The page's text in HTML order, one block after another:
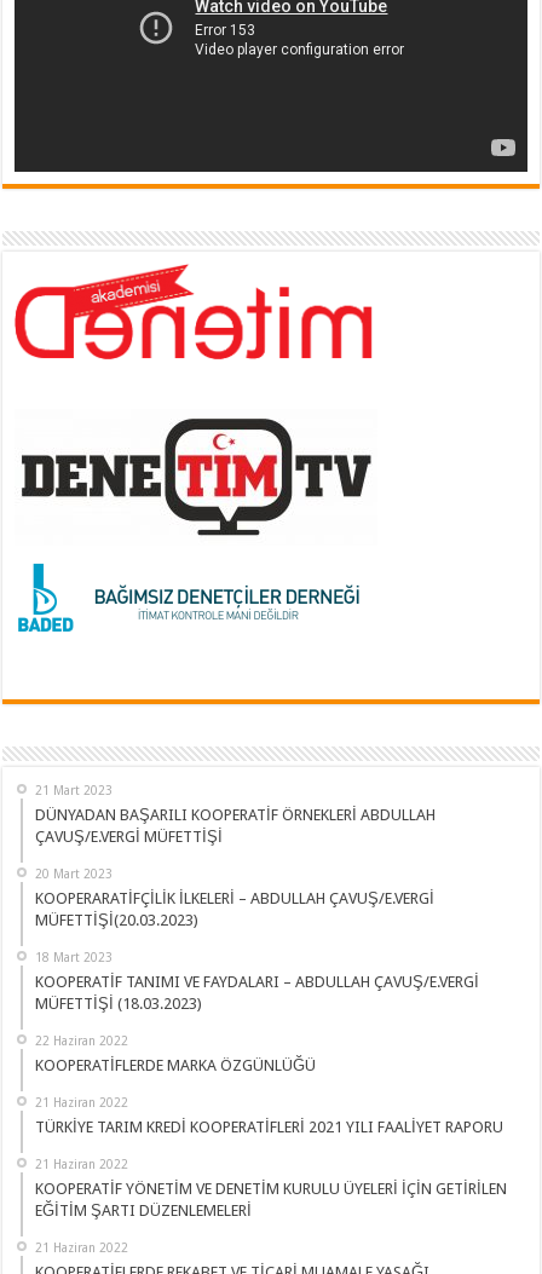
21 Mart 2023
DÜNYADAN BAŞARILI KOOPERATİF ÖRNEKLERİ ABDULLAH
ÇAVUŞ/E.VERGİ MÜFETTİŞİ
20 Mart 2023
KOOPERARATİFÇİLİK İLKELERİ – ABDULLAH ÇAVUŞ/E.VERGİ
MÜFETTİŞİ(20.03.2023)
18 Mart 2023
KOOPERATİF TANIMI VE FAYDALARI – ABDULLAH ÇAVUŞ/E.VERGİ
MÜFETTİŞİ (18.03.2023)
22 Haziran 2022
KOOPERATİFLERDE MARKA ÖZGÜNLÜĞÜ
21 Haziran 2022
TÜRKİYE TARIM KREDİ KOOPERATİFLERİ 2021 YILI FAALİYET RAPORU
21 Haziran 2022
KOOPERATİF YÖNETİM VE DENETİM KURULU ÜYELERİ İÇİN GETİRİLEN
EĞİTİM ŞARTI DÜZENLEMELERİ
21 Haziran 2022